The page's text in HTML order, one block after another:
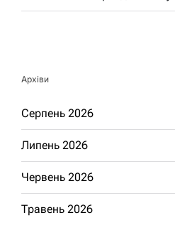
Архіви
Серпень 2026
Липень 2026
Червень 2026
Травень 2026